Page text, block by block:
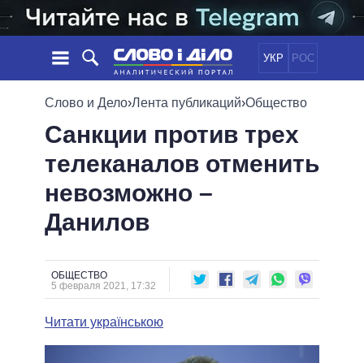
УКР РОС
НОВОСТИ
ЛЕНТА
СОБЫТИЯ
СТАТЬИ
ОБЗОРЫ
ДАЙДЖЕСТЫ
ПОЛИТИКА
ЭКОНОМИКА
ОБЕЩАНИЯ
ПОЛИТИКИ
ПРЕЗИДЕНТ И ОФИС
ВЕРХОВНАЯ РАДА
КАБИНЕТ МИНИСТРОВ
МЭРЫ
ПОДДЕРЖАТЬ
СРАВНЕНИЕ ПОЛИТИКОВ
Слово и Дело›Лента публикаций›Общество
Санкции против трех
телеканалов отменить
невозможно –
Данилов
ОБЩЕСТВО
5 февраля 2021, 17:32
Читати українською